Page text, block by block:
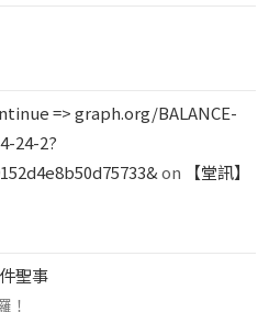
=> graph.org/BALANCE-
24-2?
on
【堂訊】
聖事
！